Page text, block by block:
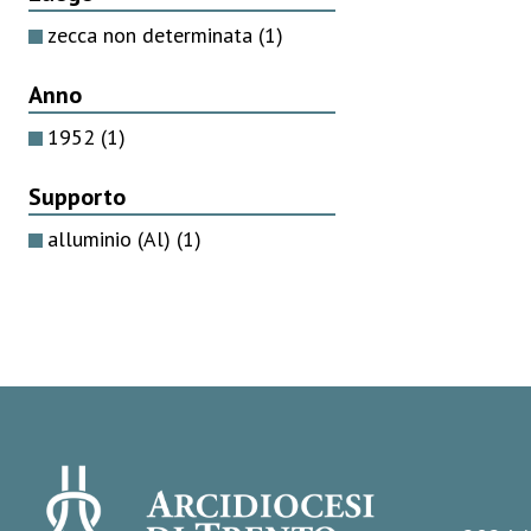
zecca non determinata (1)
Anno
1952 (1)
Supporto
alluminio (Al) (1)